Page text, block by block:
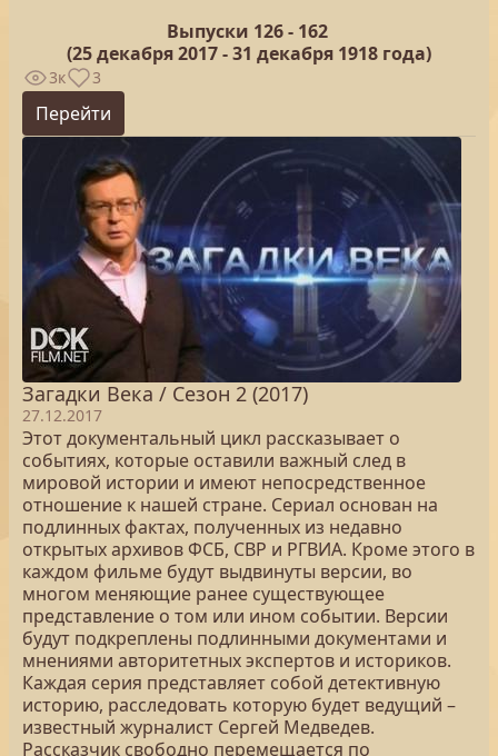
Выпуски 126 - 162
(25декабря 2017 - 31 декабря 1918 года)
3к 3
Перейти
Загадки Века / Сезон 2 (2017)
27.12.2017
Этот документальный цикл рассказывает о
событиях, которые оставили важный след в
мировой истории и имеют непосредственное
отношение к нашей стране. Сериал основан на
подлинных фактах, полученных из недавно
открытых архивов ФСБ, СВР и РГВИА. Кроме этого в
каждом фильме будут выдвинуты версии, во
многом меняющие ранее существующее
представление о том или ином событии. Версии
будут подкреплены подлинными документами и
мнениями авторитетных экспертов и историков.
Каждая серия представляет собой детективную
историю, расследовать которую будет ведущий –
известный журналист Сергей Медведев.
Рассказчик свободно перемещается по